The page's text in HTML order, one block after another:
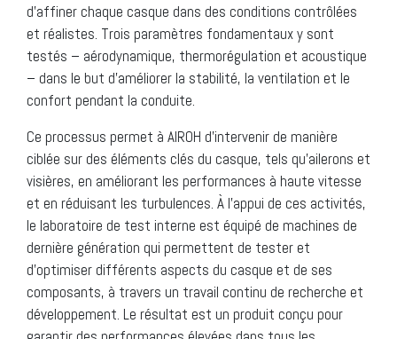
d’affiner chaque casque dans des conditions contrôlées
et réalistes. Trois paramètres fondamentaux y sont
testés – aérodynamique, thermorégulation et acoustique
– dans le but d’améliorer la stabilité, la ventilation et le
confort pendant la conduite.
Ce processus permet à AIROH d’intervenir de manière
ciblée sur des éléments clés du casque, tels qu’ailerons et
visières, en améliorant les performances à haute vitesse
et en réduisant les turbulences. À l’appui de ces activités,
le laboratoire de test interne est équipé de machines de
dernière génération qui permettent de tester et
d’optimiser différents aspects du casque et de ses
composants, à travers un travail continu de recherche et
développement. Le résultat est un produit conçu pour